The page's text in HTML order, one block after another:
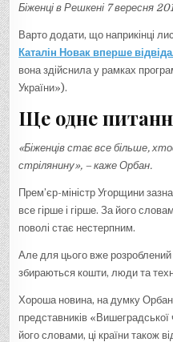
Біженці в Решкені 7 вересня
Варто додати, що наприкінці
Каталін Новак вперше
вона здійснила у рамках
України»).
Ще одне
«Біженців стає все більше,
стрілянину», – каже Орбан.
Прем’єр-міністр Угорщини
все гірше і гірше. За його
поволі стає нестерпним.
Але для цього вже розроблений
збираються кошти, люди та
Хороша новина, на думку
представників
його словами, ці країни також